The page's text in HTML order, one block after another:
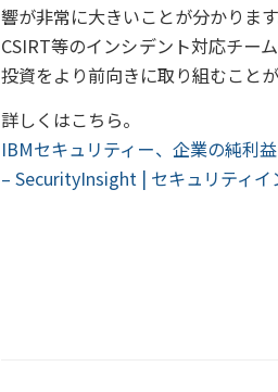
響が非常に大きいことが分かります
CSIRT等のインシデント対応チー
投資をより前向きに取り組むこと
詳しくはこちら。
IBMセキュリティー、企業の純利
– SecurityInsight | セキュリティイ